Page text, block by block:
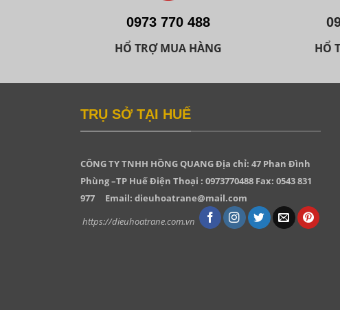
0973 770 488
HỔ TRỢ MUA HÀNG
HỔ
TRỤ SỞ TẠI HUẾ
CÔNG TY TNHH HỒNG QUANGĐịa chỉ: 47 Phan Đình
Phùng –TP Huế Điện Thoại : 0973770488 Fax: 0543 831
977
Email: dieuhoatrane@mail.com
https://dieuhoatrane.com.vn